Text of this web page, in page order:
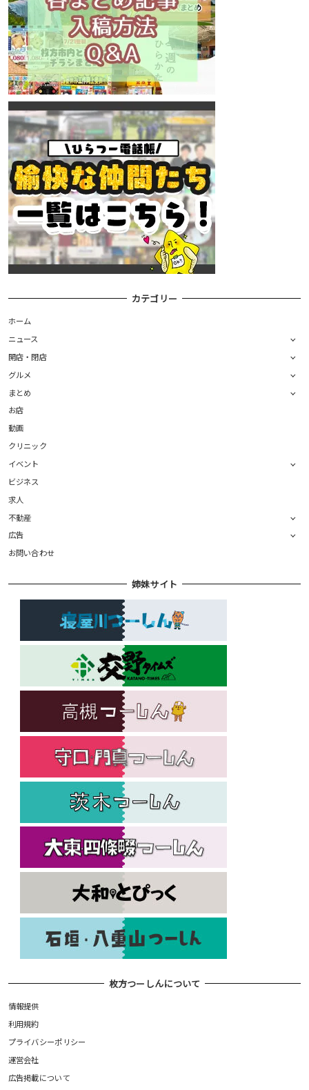
カテゴリー
ホーム
ニュース
開店・閉店
グルメ
まとめ
お店
動画
クリニック
イベント
ビジネス
求人
不動産
広告
お問い合わせ
姉妹サイト
枚方つーしんについて
情報提供
利用規約
プライバシーポリシー
運営会社
広告掲載について